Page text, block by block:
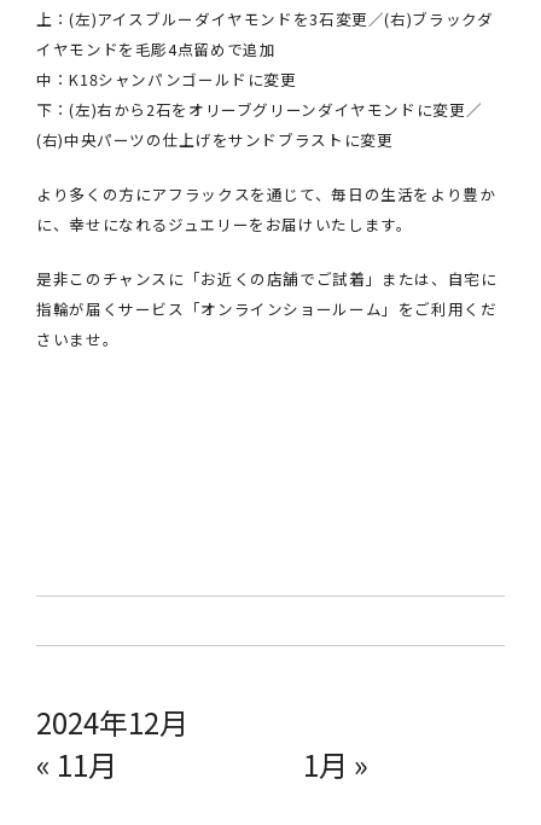
上：(左)アイスブルーダイヤモンドを3石変更／(右)ブラックダ
イヤモンドを毛彫4点留めで追加
中：K18シャンパンゴールドに変更
下：(左)右から2石をオリーブグリーンダイヤモンドに変更／
(右)中央パーツの仕上げをサンドブラストに変更
より多くの方にアフラックスを通じて、毎日の生活をより豊か
に、幸せになれるジュエリーをお届けいたします。
是非このチャンスに「お近くの店舗でご試着」または、自宅に
指輪が届くサービス「オンラインショールーム」をご利用くだ
さいませ。
2024年12月
« 11月
1月 »